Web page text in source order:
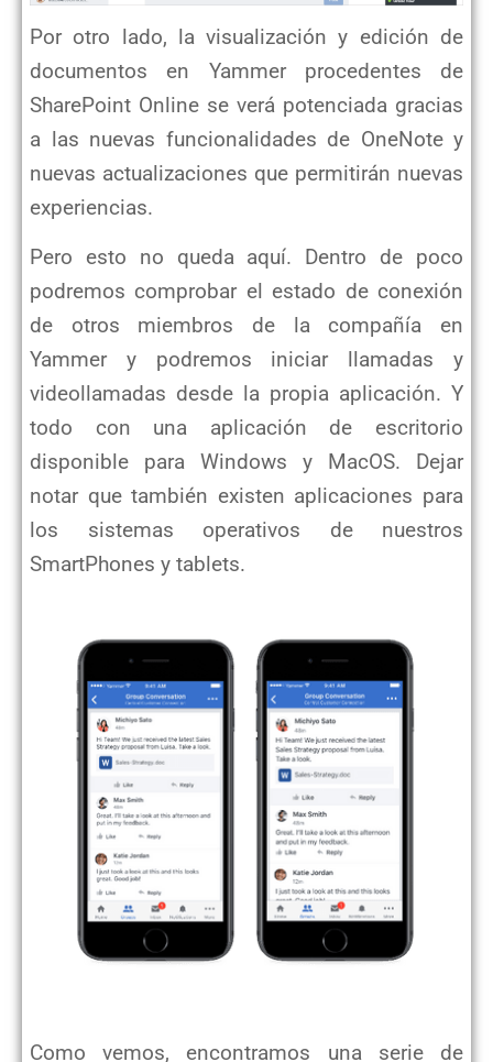
Por otro lado, la visualización y edición de
documentos en Yammer procedentes de
SharePoint Online se verá potenciada gracias
a las nuevas funcionalidades de OneNote y
nuevas actualizaciones que permitirán nuevas
experiencias.
Pero esto no queda aquí. Dentro de poco
podremos comprobar el estado de conexión
de otros miembros de la compañía en
Yammer y podremos iniciar llamadas y
videollamadas desde la propia aplicación. Y
todo con una aplicación de escritorio
disponible para Windows y MacOS. Dejar
notar que también existen aplicaciones para
los sistemas operativos de nuestros
SmartPhones y tablets.
Como vemos, encontramos una serie de